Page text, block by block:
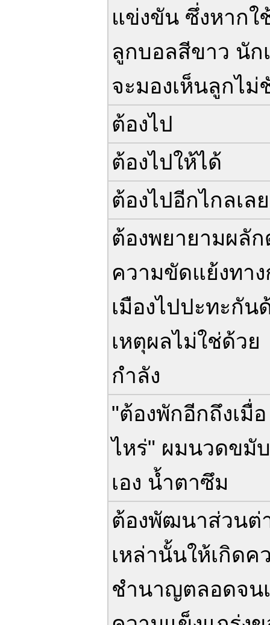
แข่งขัน ซึ่งหากใ
ลูกบอลสีขาว นัก
จะมองเห็นลูกไม่
ต้องไป
ต้องไปให้ได้
ต้องไปอีกไกลเลย
ต้องพยายามผลั
ความขัดแย้งทาง
เมืองไปปะทะกัน
เหตุผลไม่ใช่ด้วย
กำลัง
"ต้องพักอีกถึงเมื่อ
ไหร่" ผมนวดขมั
เอง น้ำตาซึม
ต้องพัฒนาส่วนต่
เหล่านั้นให้เกิดค
ชำนาญตลอดจน